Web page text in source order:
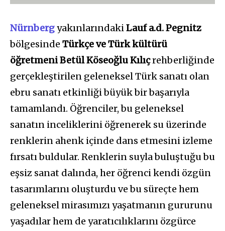
NürnbergyakınlarındakiLauf a.d. Pegnitz
bölgesinde Türkçe ve Türk kültürü
öğretmeni Betül Köseoğlu Kılıçrehberliğinde
gerçekleştirilen geleneksel Türk sanatı olan
ebru sanatı etkinliği büyük bir başarıyla
tamamlandı. Öğrenciler, bu geleneksel
sanatın inceliklerini öğrenerek su üzerinde
renklerin ahenk içinde dans etmesini izleme
fırsatı buldular. Renklerin suyla buluştuğu bu
eşsiz sanat dalında, her öğrenci kendi özgün
tasarımlarını oluşturdu ve bu süreçte hem
geleneksel mirasımızı yaşatmanın gururunu
yaşadılar hem de yaratıcılıklarını özgürce